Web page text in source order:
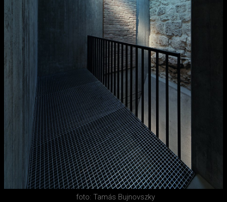
foto: Tamás Bujnovszky